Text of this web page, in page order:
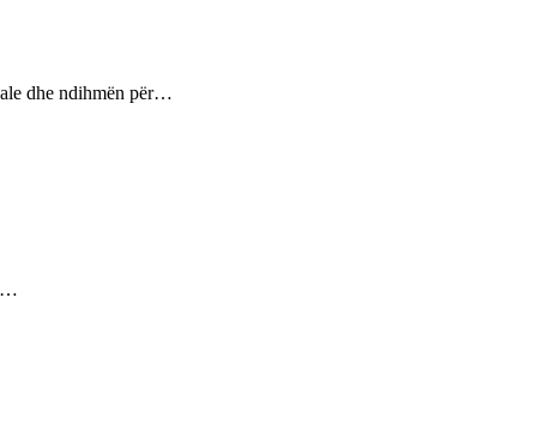
dhe ndihmën për…